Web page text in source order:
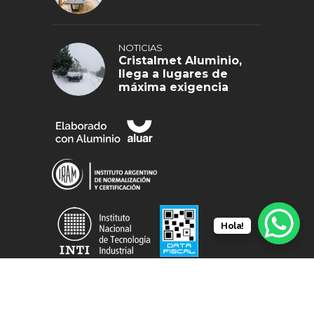
NOTICIAS
Cristalmet Aluminio,
llega a lugares de
máxima exigencia
Hola!